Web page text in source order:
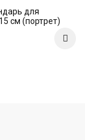
для
см (портрет)